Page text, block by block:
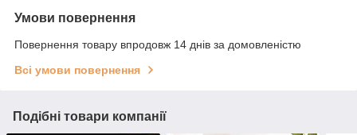
Умови повернення
Повернення товару впродовж 14 днів за домовленістю
Всі умови повернення
Подібні товари компанії